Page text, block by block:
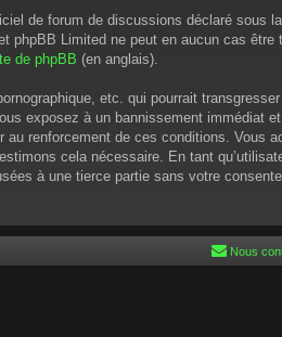
de forum de discussions déclaré sous
Limited ne peut en aucun cas
de phpBB (en anglais).
etc. qui pourrait
exposez à un bannissement immédiat
renforcement de ces conditions. Vous
cela nécessaire. En tant
à une tierce partie sans votre
Nous